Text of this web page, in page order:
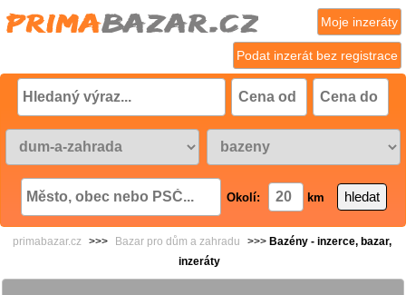
Podat inzerát bez registrace
Moje inzeráty
Okolí: km
primabazar.cz >>> Bazar pro dům a zahradu >>> Bazény - inzerce, bazar,
inzeráty